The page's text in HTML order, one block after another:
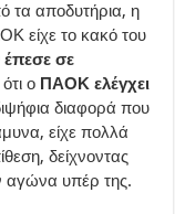
τα αποδυτήρια, η
είχε το κακό του
έπεσε σε
ο ΠΑΟΚ ελέγχει
διαφορά που
είχε πολλά
δείχνοντας
αγώνα υπέρ της.